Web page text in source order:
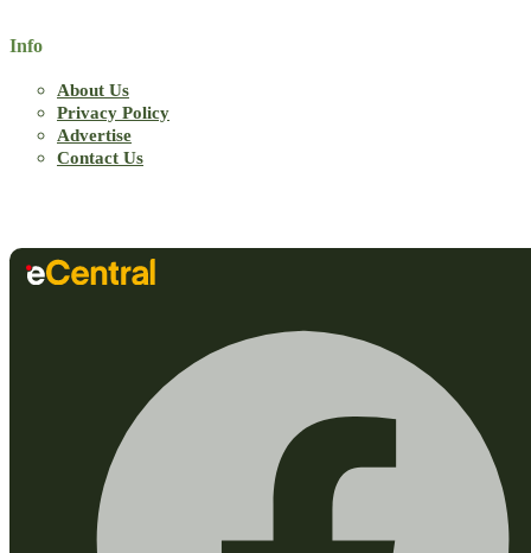
Info
About Us
Privacy Policy
Advertise
Contact Us